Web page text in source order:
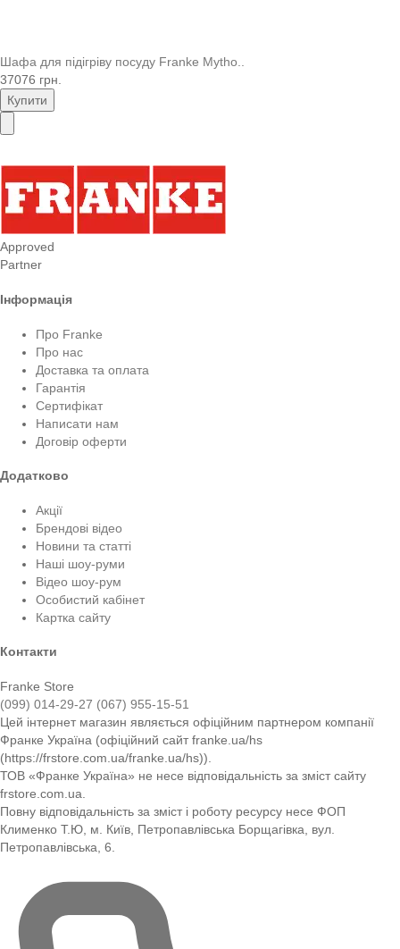
Шафа для підігріву посуду Franke Mytho..
37076 грн.
Купити
Approved
Partner
Інформація
Про Franke
Про нас
Доставка та оплата
Гарантія
Сертифікат
Написати нам
Договір оферти
Додатково
Акції
Брендові відео
Новини та статті
Наші шоу-руми
Відео шоу-рум
Особистий кабінет
Картка сайту
Контакти
Franke Store
(099) 014-29-27 (067) 955-15-51
Цей інтернет магазин являється офіційним партнером компанії
Франке Україна (офіційний сайт franke.ua/hs
(https://frstore.com.ua/franke.ua/hs)).
ТОВ «Франке Україна» не несе відповідальність за зміст сайту
frstore.com.ua.
Повну відповідальність за зміст і роботу ресурсу несе ФОП
Клименко Т.Ю, м. Київ, Петропавлівська Борщагівка, вул.
Петропавлівська, 6.